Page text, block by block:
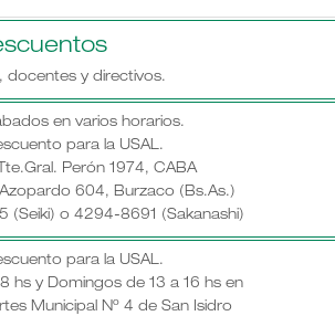
docentes y directivos.
en varios horarios.
para la USAL.
Perón 1974, CABA
604, Burzaco (Bs.As.)
(Seiki) o 4294-8691 (Sakanashi)
para la USAL.
hs y Domingos de 13 a 16 hs en
Municipal Nº 4 de San Isidro